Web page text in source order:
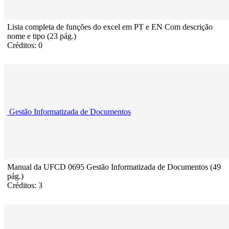
Lista completa de funções do excel em PT e EN Com descrição
nome e tipo (23 pág.)
Créditos: 0
Gestão Informatizada de Documentos
Manual da UFCD 0695 Gestão Informatizada de Documentos (49
pág.)
Créditos: 3